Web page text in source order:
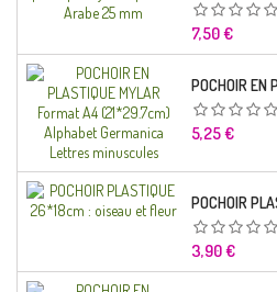
Prix
7,50 €
Prix
5,25 €
Prix
3,90 €